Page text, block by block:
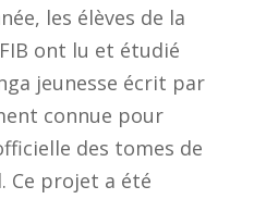
les élèves de la
ont lu et étudié
jeunesse écrit par
connue pour
des tomes de
Ce projet a été